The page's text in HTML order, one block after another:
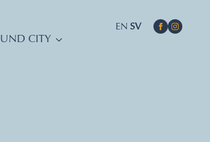
EN SV
CITY